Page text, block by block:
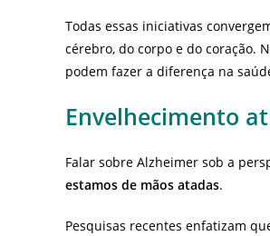
Todas essas iniciativas
cérebro, do corpo e do coração.
podem fazer a diferença na
Envelhecimento
Falar sobre Alzheimer sob a
estamos de mãos atadas.
Pesquisas recentes enfatizam